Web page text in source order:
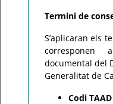
Termini de
S’aplicaran els
corresponen
documental del
Generalitat de
Codi